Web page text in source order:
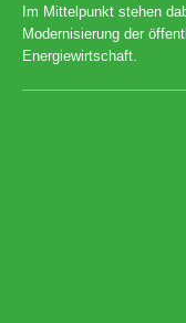
Im Mittelpunkt stehen
Modernisierung der
Energiewirtschaft.